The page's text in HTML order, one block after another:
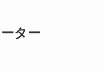
ター